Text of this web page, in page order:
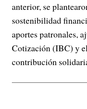
anterior, se
sostenibilidad
aportes patronales,
Cotización (IBC) y
contribución